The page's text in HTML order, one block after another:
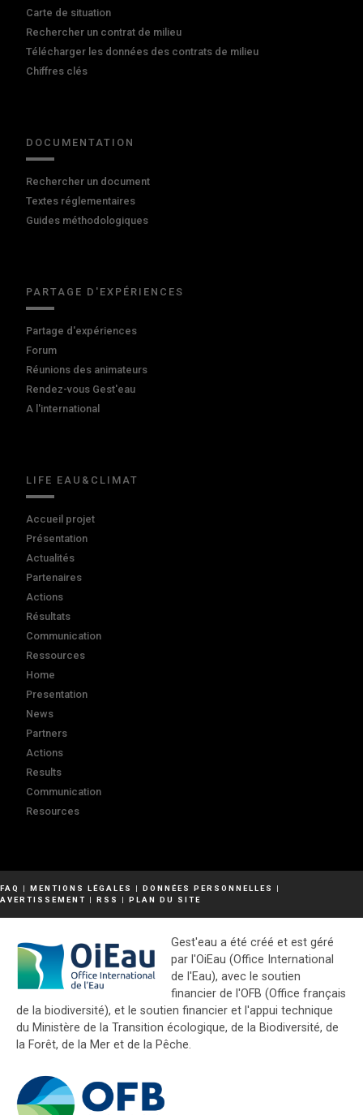
Carte de situation
Rechercher un contrat de milieu
Télécharger les données des contrats de milieu
Chiffres clés
DOCUMENTATION
Rechercher un document
Textes réglementaires
Guides méthodologiques
PARTAGE D'EXPÉRIENCES
Partage d'expériences
Forum
Réunions des animateurs
Rendez-vous Gest'eau
A l'international
LIFE EAU&CLIMAT
Accueil projet
Présentation
Actualités
Partenaires
Actions
Résultats
Communication
Ressources
Home
Presentation
News
Partners
Actions
Results
Communication
Resources
FAQ | MENTIONS LÉGALES | DONNÉES PERSONNELLES
|
AVERTISSEMENT | RSS | PLAN DU SITE
Gest'eau a été créé et est géré
par l'OiEau (Office International
de l'Eau), avec le soutien
financier de l'OFB (Office français
de la biodiversité), et le soutien financier et l'appui technique
du Ministère de la Transition écologique, de la Biodiversité, de
la Forêt, de la Mer et de la Pêche.